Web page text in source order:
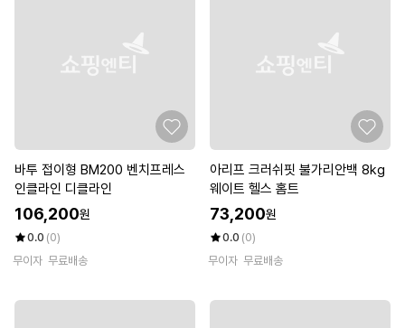
바투 접이형 BM200 벤치프레스
인클라인 디클라인
106,200원
0.0 (0)
무이자 무료배송
아리프 크러쉬핏 불가리안백 8kg
웨이트 헬스 홈트
73,200원
0.0 (0)
무이자 무료배송